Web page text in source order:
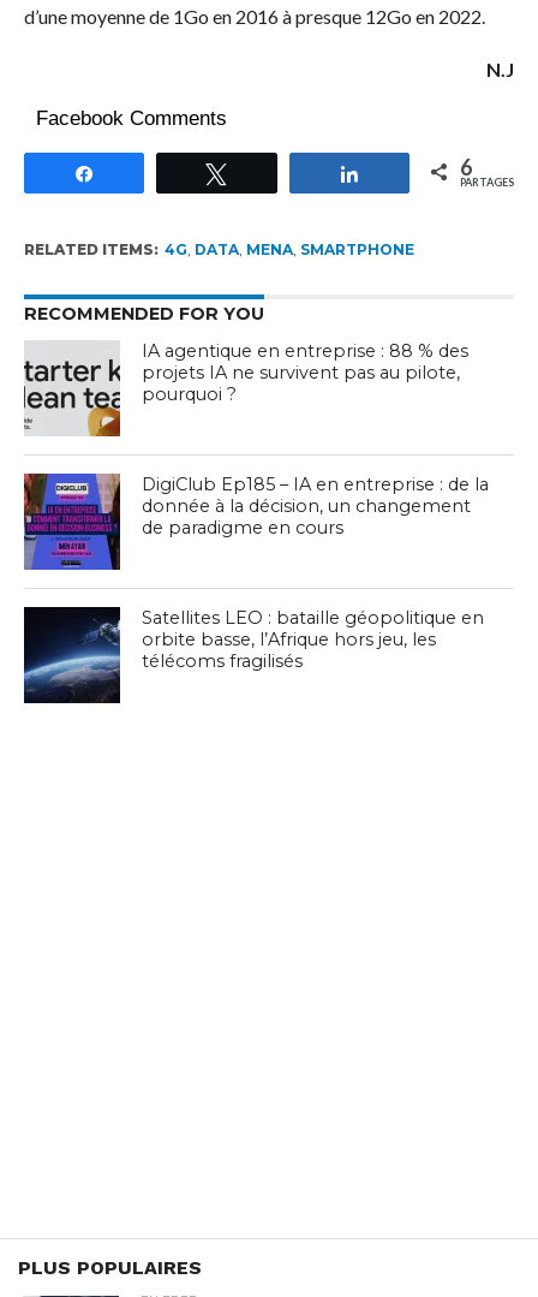
d’une moyenne de 1Go en 2016 à presque 12Go en 2022.
N.J
Facebook Comments
Partagez 6
PARTAGES
RELATED ITEMS: 4G DATA, MENA, SMARTPHONE
RECOMMENDED FOR YOU
IA agentique en entreprise : 88 % des
projets IA ne survivent pas au pilote,
pourquoi ?
DigiClub Ep185 – IA en entreprise : de la
donnée à la décision, un changement
de paradigme en cours
Satellites LEO : bataille géopolitique en
orbite basse, l’Afrique hors jeu, les
télécoms fragilisés
PLUS POPULAIRES